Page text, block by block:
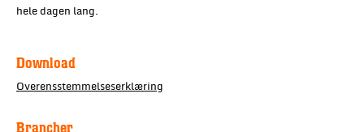
hele dagen lang.
Download
Overensstemmelseserklæring
Brancher